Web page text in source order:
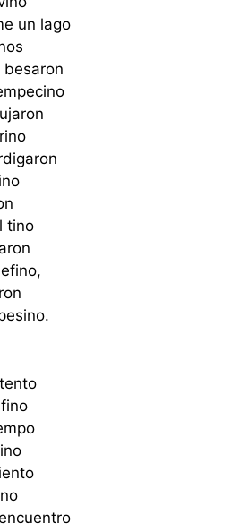
un lago
besaron
tino